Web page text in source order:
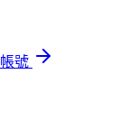
號